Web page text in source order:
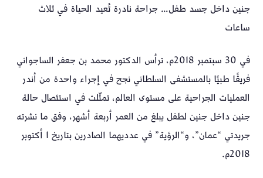
جنين داخل جسد طفل… جراحة نادرة تُعيد الحياة في ثلاث
ساعات
في 30 سبتمبر 2018م، ترأس الدكتور محمد بن جعفر الساجواني
فريقًا طبيًا بالمستشفى السلطاني نجح في إجراء واحدة من أندر
العمليات الجراحية على مستوى العالم، تمثّلت في استئصال حالة
جنين داخل جنين لطفل يبلغ من العمر أربعة أشهر، وفق ما نشرته
جريدتي “عمان”، و“الرؤية” في عدديهما الصادرين بتاريخ 1 أكتوبر
2018م.